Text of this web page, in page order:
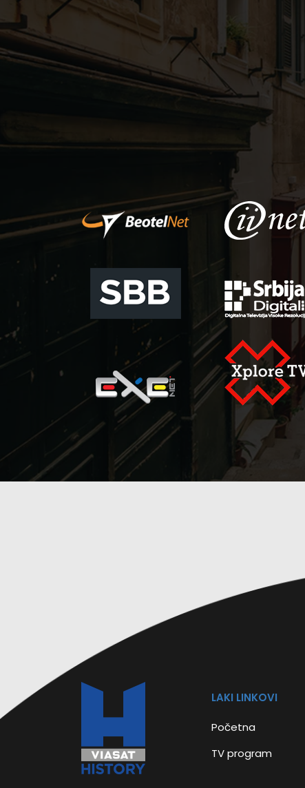
LAKI LINKOVI
Početna
TV program